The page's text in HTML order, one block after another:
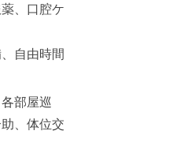
、口腔ケ
自由時間
部屋巡
、体位交